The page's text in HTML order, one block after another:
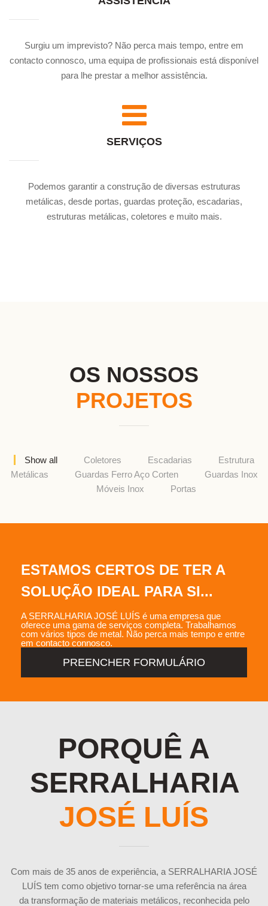
Surgiu um imprevisto? Não perca mais tempo, entre em
contacto connosco, uma equipa de profissionais está disponível
para lhe prestar a melhor assistência.
SERVIÇOS
Podemos garantir a construção de diversas estruturas
metálicas, desde portas, guardas proteção, escadarias,
estruturas metálicas, coletores e muito mais.
OS NOSSOS
PROJETOS
Show all Coletores Escadarias
Estrutura
Metálicas
Guardas Ferro Aço Corten
Guardas Inox
Móveis Inox
Portas
ESTAMOS CERTOS DE TER A
SOLUÇÃO IDEAL PARA SI...
A SERRALHARIA JOSÉ LUÍS é uma empresa que
oferece uma gama de serviços completa. Trabalhamos
com vários tipos de metal. Não perca mais tempo e entre
em contacto connosco.
PREENCHER FORMULÁRIO
PORQUÊ A
SERRALHARIA
JOSÉ LUÍS
Com mais de 35 anos de experiência, a SERRALHARIA JOSÉ
LUÍS tem como objetivo tornar-se uma referência na área
da transformação de materiais metálicos, reconhecida pelo